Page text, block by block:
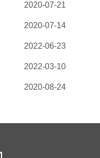
2020-07-21
2020-07-14
2022-06-23
2022-03-10
2020-08-24